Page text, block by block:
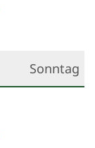
Sonntag